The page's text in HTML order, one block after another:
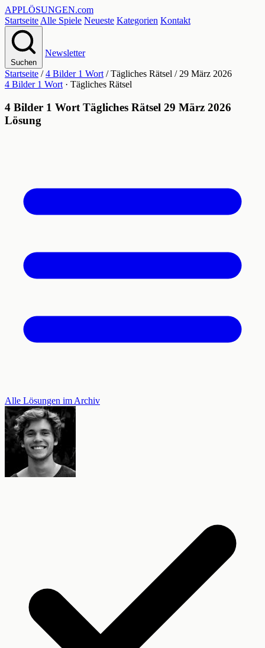
APPLÖSUNGEN.com
Startseite Alle Spiele Neueste Kategorien Kontakt
Suchen
Newsletter
Startseite / 4 Bilder 1 Wort / Tägliches Rätsel / 29 März 2026
4 Bilder 1 Wort · Tägliches Rätsel
4 Bilder 1 Wort Tägliches Rätsel 29 März 2026
Lösung
Alle Lösungen im Archiv